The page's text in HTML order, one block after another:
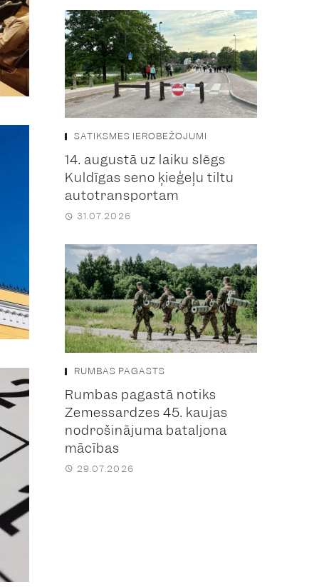
SATIKSMES IEROBEŽOJUMI
14. augustā uz laiku slēgs
Kuldīgas seno ķieģeļu tiltu
autotransportam
31.07.2026
RUMBAS PAGASTS
Rumbas pagastā notiks
Zemessardzes 45. kaujas
nodrošinājuma bataljona
mācības
29.07.2026